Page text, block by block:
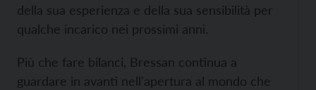
della sua esperienza e della sua sensibilità per
qualche incarico nei prossimi anni.
Più che fare bilanci, Bressan continua a
guardare in avanti nell'apertura al mondo che